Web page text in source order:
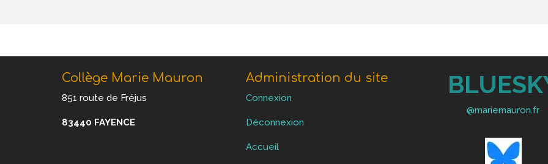
Collège Marie Mauron
851 route de Fréjus
83440 FAYENCE
Administration du site
Connexion
Déconnexion
Accueil
@mariemauron.fr